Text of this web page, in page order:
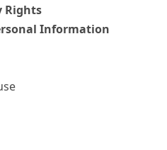
Rights
Information